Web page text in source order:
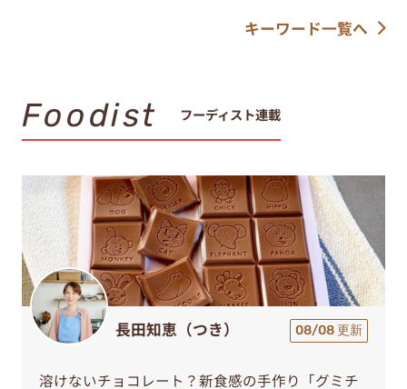
キーワード一覧へ
Foodist フーディスト連載
長田知恵（つき） 08/08 更新
溶けないチョコレート？新食感の手作り「グミチ